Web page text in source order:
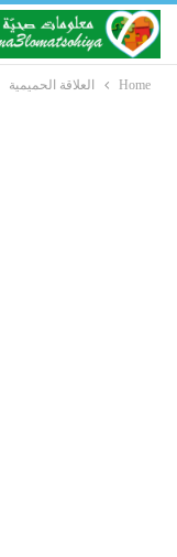
Home العلاقة الحميمية